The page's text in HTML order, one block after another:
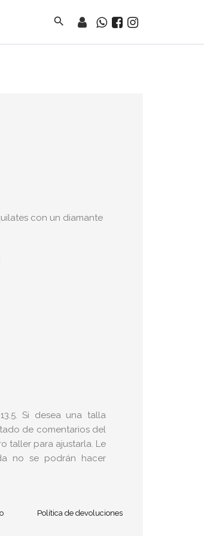
search
con un diamante
Si desea una talla
de comentarios del
taller para ajustarla. Le
no se podrán hacer
Política de devoluciones